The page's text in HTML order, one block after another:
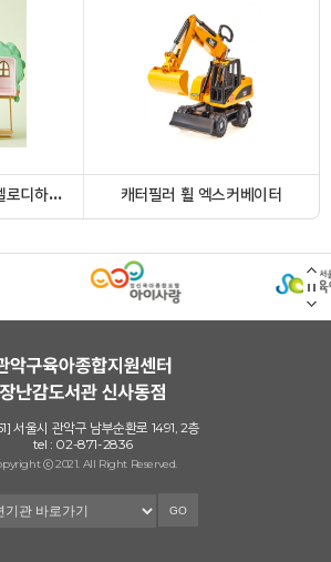
산리오 넷플릭스 마이멜로디하우스 캐터필러 휠 엑스커베이터
블루 병원놀이세트
서울시 관악구 남부순환로 1491, 2층
tel : 02-871-2836
ⓒ 2021. All Right Reserved.
GO